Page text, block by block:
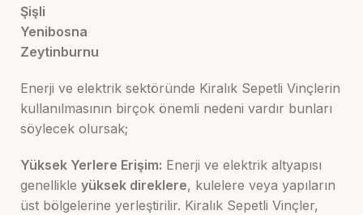
Şişli
Yenibosna
Zeytinburnu
Enerji ve elektrik sektöründe Kiralık Sepetli Vinçlerin
kullanılmasının birçok önemli nedeni vardır bunları
söylecek olursak;
Yüksek Yerlere Erişim: Enerji ve elektrik altyapısı
genellikle yüksek direklere, kulelere veya yapıların
üst bölgelerine yerleştirilir. Kiralık Sepetli Vinçler,